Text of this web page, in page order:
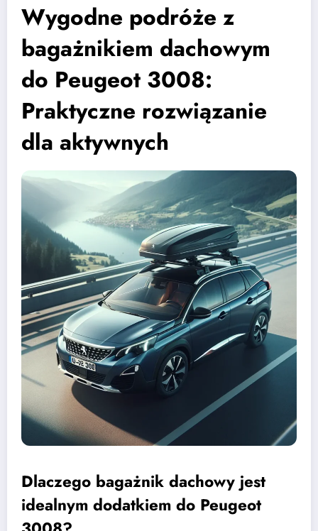
Wygodne podróże z
bagażnikiem dachowym
do Peugeot 3008:
Praktyczne rozwiązanie
dla aktywnych
Dlaczego bagażnik dachowy jest
idealnym dodatkiem do Peugeot